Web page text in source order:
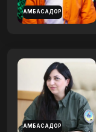
АМБАСАДОР
АМБАСАДОР